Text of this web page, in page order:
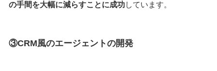
の手間を大幅に減らすことに成功しています。
③CRM風のエージェントの開発